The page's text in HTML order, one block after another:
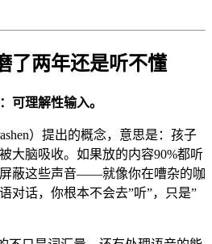
了两年还是听不懂
可理解性输入。
）提出的概念，意思是：孩子
大脑吸收。如果放的内容90%都听
蔽这些声音——就像你在嘈杂的咖
对话，你根本不会去”听”，只是”